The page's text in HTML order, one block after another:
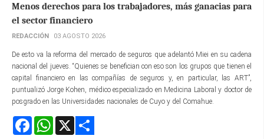
Menos derechos para los trabajadores, más ganacias para
el sector financiero
REDACCIÓN 03 AGOSTO 2026
De esto va la reforma del mercado de seguros que adelantó Miei en su cadena
nacional del jueves. “Quienes se benefician con eso son los grupos que tienen el
capital financiero en las compañías de seguros y, en particular, las ART”,
puntualizó Jorge Kohen, médico especializado en Medicina Laboral y doctor de
posgrado en las Universidades nacionales de Cuyo y del Comahue.
FacebookWhatsApp